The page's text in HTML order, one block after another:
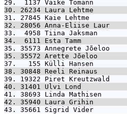
29.  1137 Vaike Tomann
30. 26234 Laura Lehtme
31. 27845 Kaie Lehtme
32. 28056 Anna-Eliise Laur
33.  4958 Tiina Jaksman
34.  6111 Esta Tamm
35. 35573 Annegrete Jõeloo
35. 35572 Arette Jõeloo
37.   155 Külli Hansen
38. 30848 Reeli Reinaus
39. 19322 Piret Kreutzwald
40. 31401 Ulvi Lond
41. 38693 Linda Mathisen
42. 35940 Laura Grihin
43. 35661 Sigrid Vider